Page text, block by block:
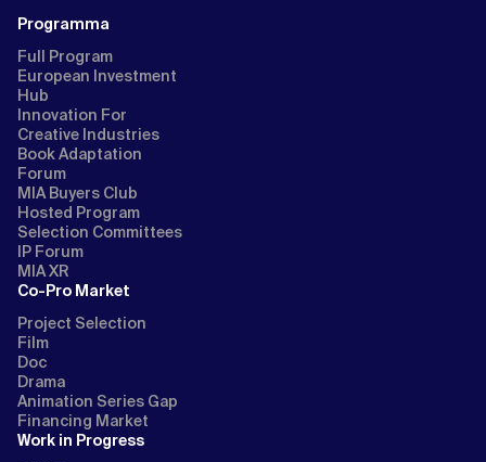
Programma
Full Program
European Investment
Hub
Innovation For
Creative Industries
Book Adaptation
Forum
MIA Buyers Club
Hosted Program
Selection Committees
IP Forum
MIA XR
Co-Pro Market
Project Selection
Film
Doc
Drama
Animation Series Gap
Financing Market
Work in Progress